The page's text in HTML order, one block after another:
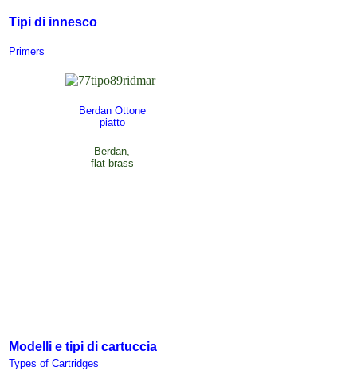
Tipi di innesco
Primers
Berdan Ottone
piatto
Berdan,
flat brass
Modelli e tipi di cartuccia
Types of Cartridges